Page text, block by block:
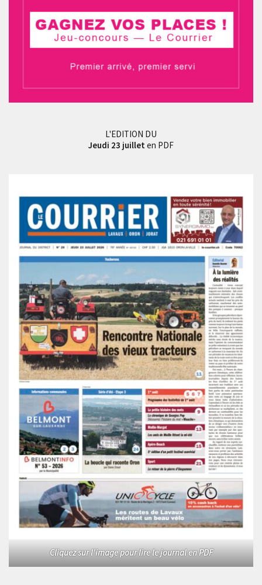
L'EDITION DU
Jeudi 23 juillet en PDF
Cliquez sur l'image pour lire le journal en PDF